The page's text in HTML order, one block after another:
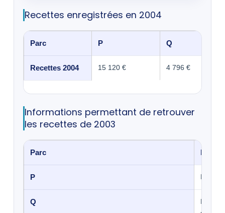
Recettes enregistrées en 2004
Parc P Q
Recettes 2004 15 120 € 4 796 €
Informations permettant de retrouver
les recettes de 2003
Parc
P La
Q
La